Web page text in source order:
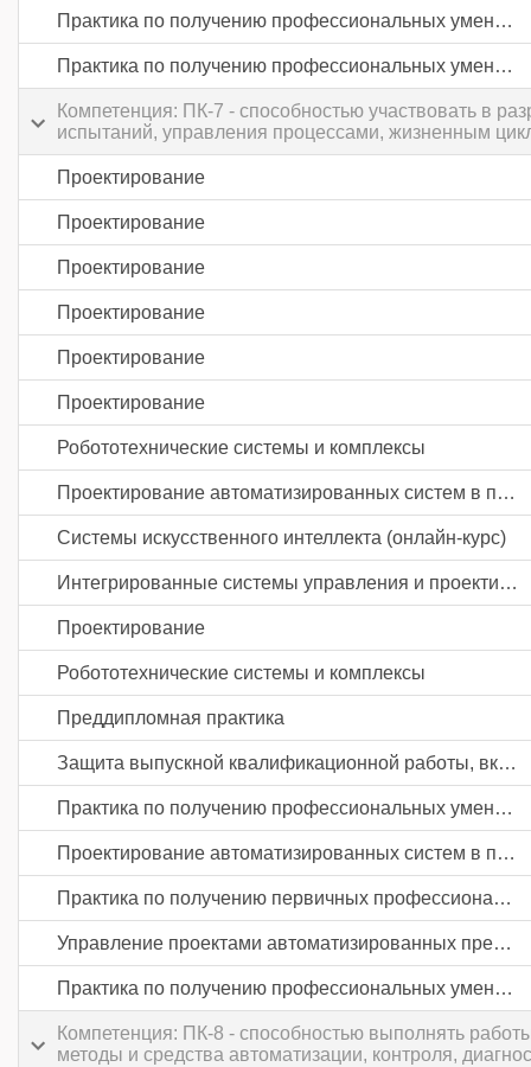
Практика по получению профессиональных умений и опыта профессиональной деятельности
Практика по получению профессиональных умений и опыта профессиональной деятельности
Компетенция: ПК-7 - способностью участвовать в
испытаний, управления процессами, жизненным
Проектирование
Проектирование
Проектирование
Проектирование
Проектирование
Проектирование
Робототехнические системы и комплексы
Проектирование автоматизированных систем в промышленности
Системы искусственного интеллекта (онлайн-курс)
Интегрированные системы управления и проектирования
Проектирование
Робототехнические системы и комплексы
Преддипломная практика
Защита выпускной квалификационной работы, включая подготовку к процедуре защиты и процедуру защиты
Практика по получению профессиональных умений и опыта профессиональной деятельности
Проектирование автоматизированных систем в промышленности
Практика по получению первичных профессиональных умений и навыков, в том числе первичных умений и навыков научно-исследовательской деятельности
Управление проектами автоматизированных предприятий
Практика по получению профессиональных умений и опыта профессиональной деятельности
Компетенция: ПК-8 - способностью выполнять
методы и средства автоматизации, контроля,